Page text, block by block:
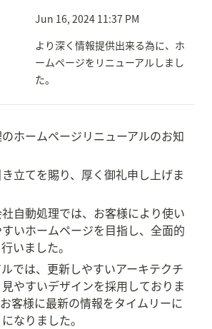
Jun 16, 2024 11:37 PM
より深く情報提供出来る為に、ホ
ームページをリニューアルしまし
た。
ホームページリニューアルのお知
立てを賜り、厚く御礼申し上げま
自動処理では、お客様により使い
いホームページを目指し、全面的
いました。
では、更新しやすいアーキテクチ
やすいデザインを採用しておりま
客様に最新の情報をタイムリーに
なりました。